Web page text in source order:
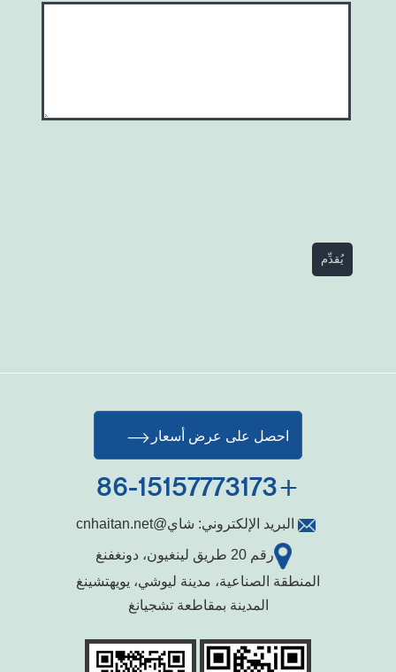
يُقدِّم
احصل على عرض أسعار
+86-15157773173
البريد الإلكتروني: شاي@cnhaitan.net
رقم 20 طريق لينغيون، دونغفنغ
المنطقة الصناعية، مدينة ليوشي، يويهتشينغ
المدينة بمقاطعة تشجيانغ